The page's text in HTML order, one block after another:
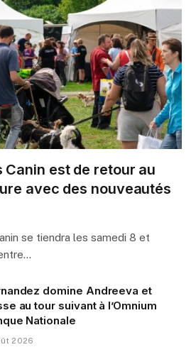
Canin est de retour au
avec des nouveautés
se tiendra les samedi 8 et
domine Andreeva et
au tour suivant à l’Omnium
Nationale
2026